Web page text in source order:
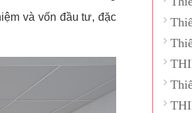
và vốn đầu tư, đặc